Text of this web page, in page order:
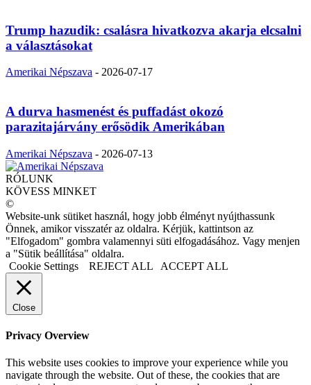
Trump hazudik: csalásra hivatkozva akarja elcsalni
a választásokat
Amerikai Népszava - 2026-07-17
A durva hasmenést és puffadást okozó
parazitajárvány erősödik Amerikában
Amerikai Népszava - 2026-07-13
RÓLUNK
KÖVESS MINKET
©
Website-unk sütiket használ, hogy jobb élményt nyújthassunk
Önnek, amikor visszatér az oldalra. Kérjük, kattintson az
"Elfogadom" gombra valamennyi süti elfogadásához. Vagy menjen
a "Sütik beállítása" oldalra.
Cookie Settings
REJECT ALL ACCEPT ALL
Close
Privacy Overview
This website uses cookies to improve your experience while you
navigate through the website. Out of these, the cookies that are